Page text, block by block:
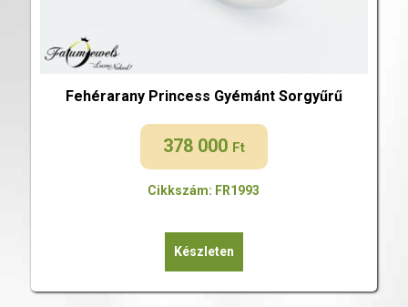
Fehérarany Princess Gyémánt Sorgyűrű
378 000 Ft
Cikkszám: FR1993
Készleten